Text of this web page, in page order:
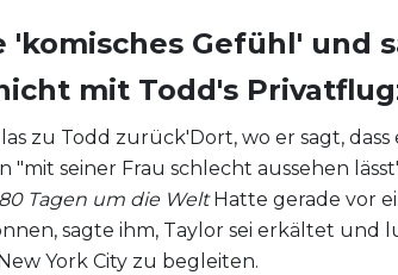
'komisches Gefühl' und
mit Todd's
zu Todd zurück'Dort, wo er sagt, dass
seiner Frau schlecht aussehen
Tagen um die WeltHatte gerade vor
sagte ihm, Taylor sei erkältet und
York City zu begleiten.